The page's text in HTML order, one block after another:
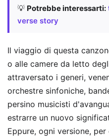
💡 Potrebbe interessarti:
verse story
Il viaggio di questa
o alle camere da letto
attraversato i generi,
orchestre sinfoniche,
persino musicisti
estrarre un nuovo
Eppure, ogni versione,